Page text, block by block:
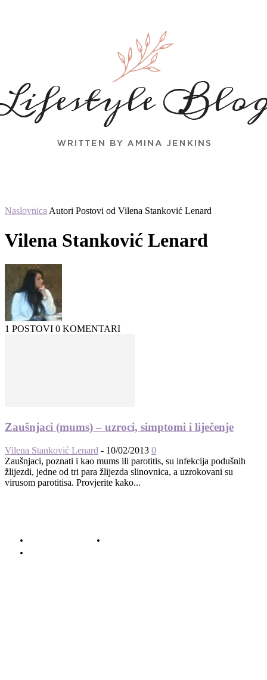
Naslovnica Autori Postovi od Vilena Stanković Lenard
Vilena Stanković Lenard
1 POSTOVI 0 KOMENTARI
Zaušnjaci (mums) – uzroci, simptomi i liječenje
Vilena Stanković Lenard - 10/02/2013 0
Zaušnjaci, poznati i kao mums ili parotitis, su infekcija podušnih
žlijezdi, jedne od tri para žlijezda slinovnica, a uzrokovani su
virusom parotitisa. Provjerite kako...